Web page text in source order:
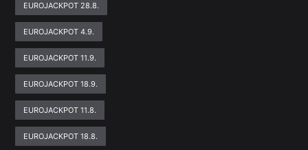
EUROJACKPOT 28.8.
EUROJACKPOT 4.9.
EUROJACKPOT 11.9.
EUROJACKPOT 18.9.
EUROJACKPOT 11.8.
EUROJACKPOT 18.8.